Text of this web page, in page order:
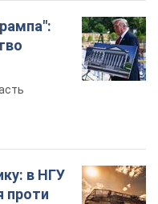
в НГУ
проти